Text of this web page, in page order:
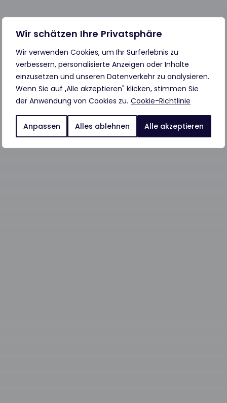
Wir schätzen Ihre Privatsphäre
Wir verwenden Cookies, um Ihr Surferlebnis zu
verbessern, personalisierte Anzeigen oder Inhalte
einzusetzen und unseren Datenverkehr zu analysieren.
Wenn Sie auf „Alle akzeptieren" klicken, stimmen Sie
der Anwendung von Cookies zu. Cookie-Richtlinie
Anpassen Alles ablehnen Alle akzeptieren